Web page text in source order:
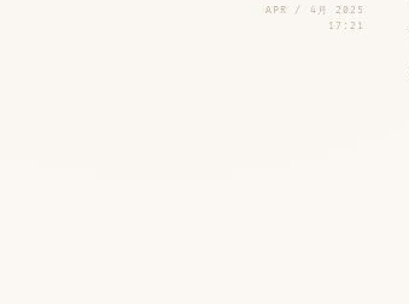
APR / 4月 2025
17:21